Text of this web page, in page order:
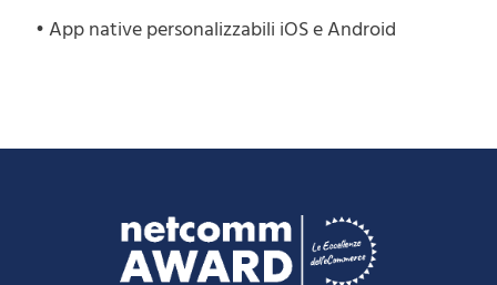
• App native personalizzabili iOS e Android